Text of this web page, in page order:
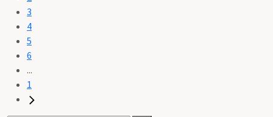
3
4
5
6
...
1